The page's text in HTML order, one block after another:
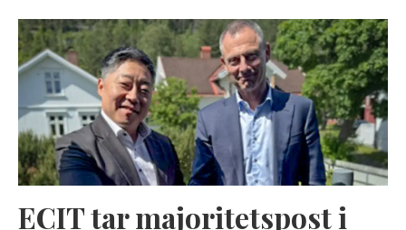
ECIT tar majoritetspost i